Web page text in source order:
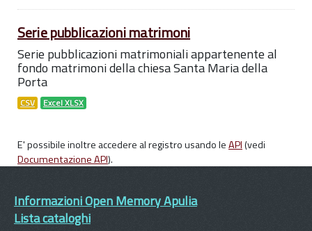
Serie pubblicazioni matrimoni
Serie pubblicazioni matrimoniali appartenente al
fondo matrimoni della chiesa Santa Maria della
Porta
CSV Excel XLSX
E' possibile inoltre accedere al registro usando leAPI(vedi
Documentazione API).
Informazioni Open Memory Apulia
Lista cataloghi